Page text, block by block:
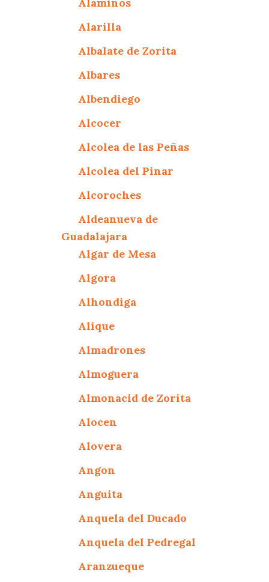
Alarilla
Albalate de Zorita
Albares
Albendiego
Alcocer
Alcolea de las Peñas
Alcolea del Pinar
Alcoroches
Aldeanueva de
Guadalajara
Algar de Mesa
Algora
Alhondiga
Alique
Almadrones
Almoguera
Almonacid de Zorita
Alocen
Alovera
Angon
Anguita
Anquela del Ducado
Anquela del Pedregal
Aranzueque